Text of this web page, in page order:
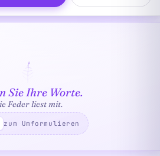
Sie Ihre Worte.
Feder liest mit.
zum Umformulieren